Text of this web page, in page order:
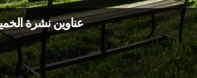
عناوين نشرة الخميس 23 تمّوز 2026: لا تنسوا